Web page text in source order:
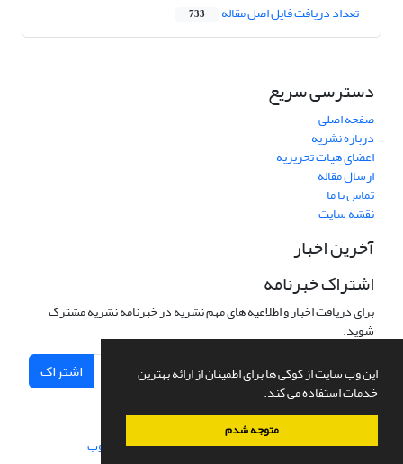
این وب سایت از کوکی ها برای اطمینان از ارائه بهترین
خدمات استفاده می کند.
متوجه شدم
تعداد دریافت فایل اصل مقاله 733
دسترسی سریع
صفحه اصلی
درباره نشریه
اعضای هیات تحریریه
ارسال مقاله
تماس با ما
نقشه سایت
آخرین اخبار
اشتراک خبرنامه
برای دریافت اخبار و اطلاعیه های مهم نشریه در خبرنامه نشریه مشترک
شوید.
اشتراک
سامانه مدیریت نشریات علمی.طراحی و پیاده سازی از سیناوب